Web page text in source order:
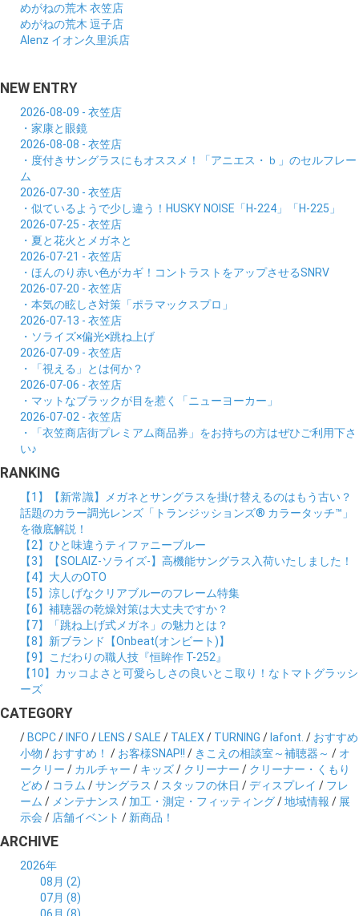
めがねの荒木 衣笠店
めがねの荒木 逗子店
Alenz イオン久里浜店
NEW ENTRY
2026-08-09 - 衣笠店
・家康と眼鏡
2026-08-08 - 衣笠店
・度付きサングラスにもオススメ！「アニエス・ｂ」のセルフレー
ム
2026-07-30 - 衣笠店
・似ているようで少し違う！HUSKY NOISE「H-224」「H-225」
2026-07-25 - 衣笠店
・夏と花火とメガネと
2026-07-21 - 衣笠店
・ほんのり赤い色がカギ！コントラストをアップさせるSNRV
2026-07-20 - 衣笠店
・本気の眩しさ対策「ポラマックスプロ」
2026-07-13 - 衣笠店
・ソライズ×偏光×跳ね上げ
2026-07-09 - 衣笠店
・「視える」とは何か？
2026-07-06 - 衣笠店
・マットなブラックが目を惹く「ニューヨーカー」
2026-07-02 - 衣笠店
・「衣笠商店街プレミアム商品券」をお持ちの方はぜひご利用下さ
い♪
RANKING
【1】【新常識】メガネとサングラスを掛け替えるのはもう古い？
話題のカラー調光レンズ「トランジッションズ® カラータッチ™」
を徹底解説！
【2】ひと味違うティファニーブルー
【3】【SOLAIZ-ソライズ-】高機能サングラス入荷いたしました！
【4】大人のOTO
【5】涼しげなクリアブルーのフレーム特集
【6】補聴器の乾燥対策は大丈夫ですか？
【7】「跳ね上げ式メガネ」の魅力とは？
【8】新ブランド【Onbeat(オンビート)】
【9】こだわりの職人技『恒眸作 T-252』
【10】カッコよさと可愛らしさの良いとこ取り！なトマトグラッシ
ーズ
CATEGORY
/ BCPC/ INFO / LENS /SALE / TALEX / TURNING / lafont. / おすすめ
小物 / おすすめ！ / お客様SNAP!! / きこえの相談室～補聴器～ / オ
ークリー / カルチャー / キッズ/ クリーナー / クリーナー・くもり
どめ / コラム /サングラス / スタッフの休日 /ディスプレイ / フレ
ーム / メンテナンス / 加工・測定・フィッティング/地域情報 / 展
示会 / 店舗イベント / 新商品！
ARCHIVE
2026年
08月 (2)
07月 (8)